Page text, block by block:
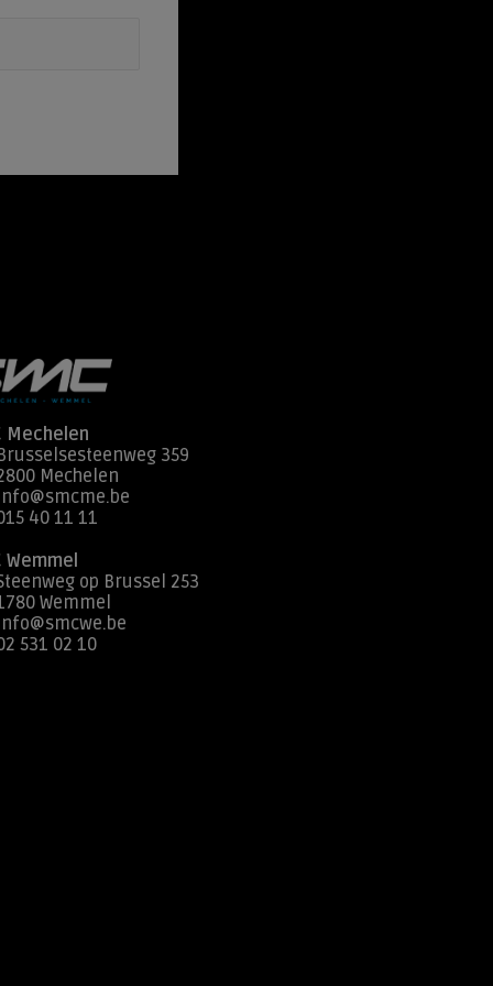
Mechelen
359
Mechelen
40 11 11
Wemmel
op Brussel 253
Wemmel
531 02 10